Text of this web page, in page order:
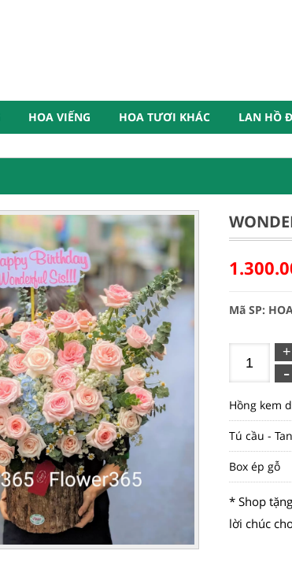
HOA VIẾNG HOA TƯƠI KHÁC LAN HỒ
Mã SP:
Hồng kem
Tú cầu -
Box ép gỗ
* Shop
lời chúc